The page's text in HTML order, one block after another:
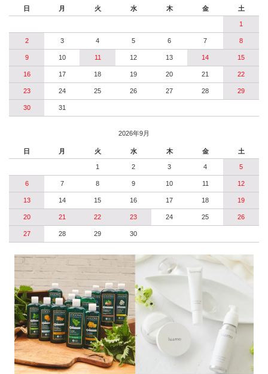
日 月 火 水 木 金 土
1
2 3 4 5 6 7 8
9 10 11 12 13 14 15
16 17 18 19 20 21 22
23 24 25 26 27 28 29
30 31
2026年9月
日 月 火 水 木 金 土
1 2 3 4 5
6 7 8 9 10 11 12
13 14 15 16 17 18 19
20 21 22 23 24 25 26
27 28 29 30